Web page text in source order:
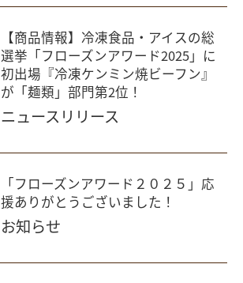
【商品情報】冷凍食品・アイスの総
選挙「フローズンアワード2025」に
初出場『冷凍ケンミン焼ビーフン』
が「麺類」部門第2位！
ニュースリリース
「フローズンアワード２０２５」応
援ありがとうございました！
お知らせ